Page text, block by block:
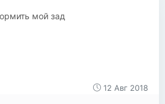
мой зад
12 Авг 2018